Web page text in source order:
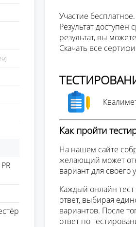
Участие бесплатное.
Результат доступен
результат, вы
Скачать все
Как пройти
На нашем сайте
желающий может
вариант для своего
Каждый онлайн
ответ, выбирая
вариантов. После
ответ по